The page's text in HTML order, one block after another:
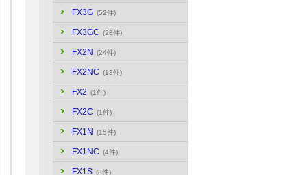
FX3G (52件)
FX3GC (28件)
FX2N (24件)
FX2NC (13件)
FX2 (1件)
FX2C (1件)
FX1N (15件)
FX1NC (4件)
FX1S (8件)